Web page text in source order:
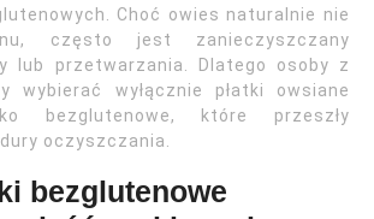
Choć owies naturalnie nie
często jest zanieczyszczany
lub przetwarzania. Dlatego osoby z
wybierać wyłącznie płatki owsiane
bezglutenowe, które przeszły
oczyszczania.
bezglutenowe